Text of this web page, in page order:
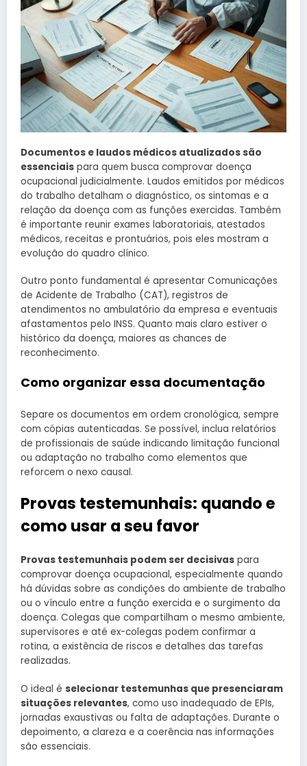
Documentos e laudos médicos atualizados são
essenciais para quem busca comprovar doença
ocupacional judicialmente. Laudos emitidos por médicos
do trabalho detalham o diagnóstico, os sintomas e a
relação da doença com as funções exercidas. Também
é importante reunir exames laboratoriais, atestados
médicos, receitas e prontuários, pois eles mostram a
evolução do quadro clínico.
Outro ponto fundamental é apresentar Comunicações
de Acidente de Trabalho (CAT), registros de
atendimentos no ambulatório da empresa e eventuais
afastamentos pelo INSS. Quanto mais claro estiver o
histórico da doença, maiores as chances de
reconhecimento.
Como organizar essa documentação
Separe os documentos em ordem cronológica, sempre
com cópias autenticadas. Se possível, inclua relatórios
de profissionais de saúde indicando limitação funcional
ou adaptação no trabalho como elementos que
reforcem o nexo causal.
Provas testemunhais: quando e
como usar a seu favor
Provas testemunhais podem ser decisivas para
comprovar doença ocupacional, especialmente quando
há dúvidas sobre as condições do ambiente de trabalho
ou o vínculo entre a função exercida e o surgimento da
doença. Colegas que compartilham o mesmo ambiente,
supervisores e até ex-colegas podem confirmar a
rotina, a existência de riscos e detalhes das tarefas
realizadas.
O ideal é selecionar testemunhas que presenciaram
situações relevantes, como uso inadequado de EPIs,
jornadas exaustivas ou falta de adaptações. Durante o
depoimento, a clareza e a coerência nas informações
são essenciais.